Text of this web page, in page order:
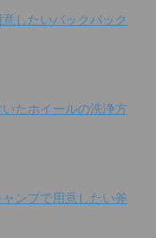
したいバックパック
たホイールの洗浄方
ンプで用意したい斧